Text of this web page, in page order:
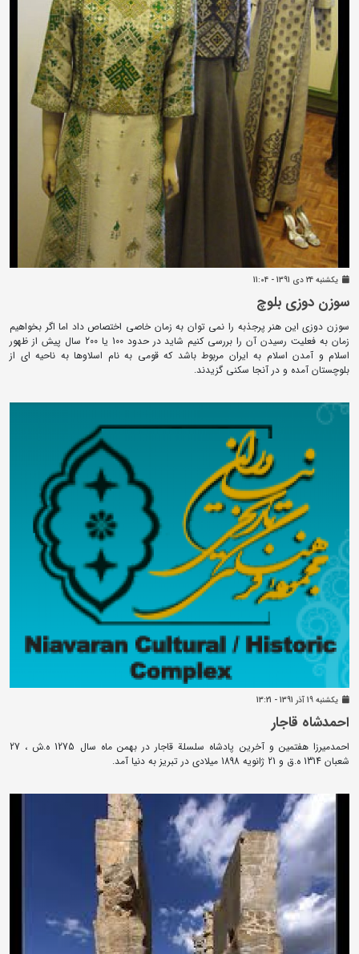
يکشنبه 24 دی 1391 - 11:04
سوزن دوزی بلوچ
سوزن دوزی این هنر پرجذبه را نمی توان به زمان خاصی اختصاص داد اما اگر بخواهیم
زمان به فعلیت رسیدن آن را بررسی کنیم شاید در حدود 100 یا 200 سال پیش از ظهور
اسلام و آمدن اسلام به ایران مربوط باشد که قومی به نام اسلاوها به ناحیه ای از
بلوچستان آمده و در آنجا سکنی گزیدند.
يکشنبه 19 آذر 1391 - 13:21
احمدشاه قاجار
احمدمیرزا هفتمین و آخرین پادشاه سلسلة قاجار در بهمن ماه سال 1275 ه.ش ، 27
شعبان 1314 ه.ق و 21 ژانویه 1898 میلادی در تبریز به دنیا آمد.